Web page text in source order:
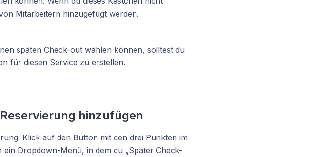
Mitarbeitern hinzugefügt werden.
späten Check-out wählen können, solltest du
für diesen Service zu erstellen.
hinzufügen
Klick auf den Button mit den drei Punkten im
ein Dropdown-Menü, in dem du „Später Check-